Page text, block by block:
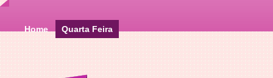
Home Quarta Feira